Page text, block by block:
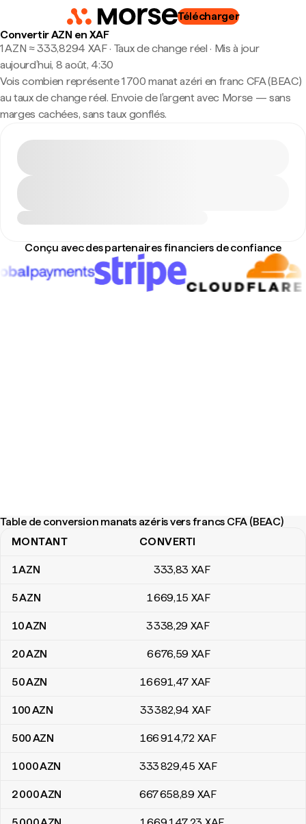
Télécharger
Convertir AZN en XAF
1 AZN ≈ 333,8294 XAF · Taux de change réel · Mis à jour
aujourd’hui, 8 août, 4:30
Vois combien représente 1 700 manat azéri en franc CFA (BEAC)
au taux de change réel. Envoie de l'argent avec Morse — sans
marges cachées, sans taux gonflés.
Conçu avec des partenaires financiers de confiance
Table de conversion manats azéris vers francs CFA (BEAC)
Table de conversion manats azéris vers francs CFA (BEAC)
MONTANT CONVERTI
1AZN 333,83 XAF
5AZN 1 669,15 XAF
10AZN 3 338,29 XAF
20AZN 6 676,59 XAF
50AZN 16 691,47 XAF
100AZN 33 382,94 XAF
500AZN 166 914,72 XAF
1 000AZN 333 829,45 XAF
2 000AZN 667 658,89 XAF